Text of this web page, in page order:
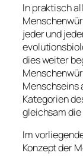
In praktisch
jeder und
dies weiter
Menschseins
Kategorien
gleichsam die
Im
Konzept der